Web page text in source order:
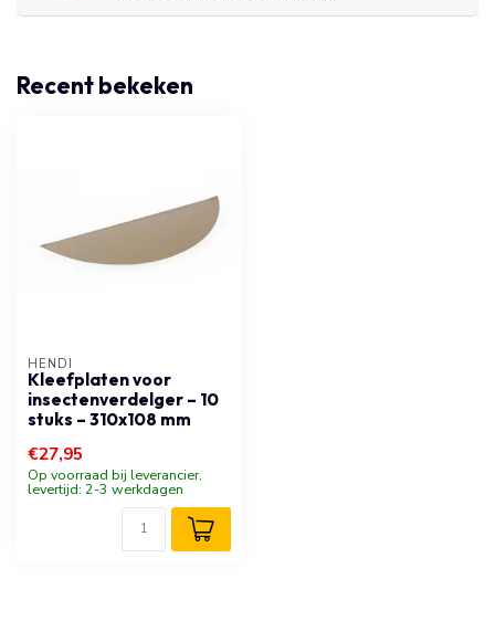
Recent bekeken
HENDI
Kleefplaten voor
insectenverdelger – 10
stuks – 310x108 mm
€27,95
Op voorraad bij leverancier,
levertijd: 2-3 werkdagen